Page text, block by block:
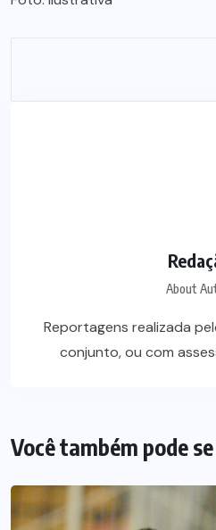
About
Reportagens realizada
conjunto, ou com
Você também pode